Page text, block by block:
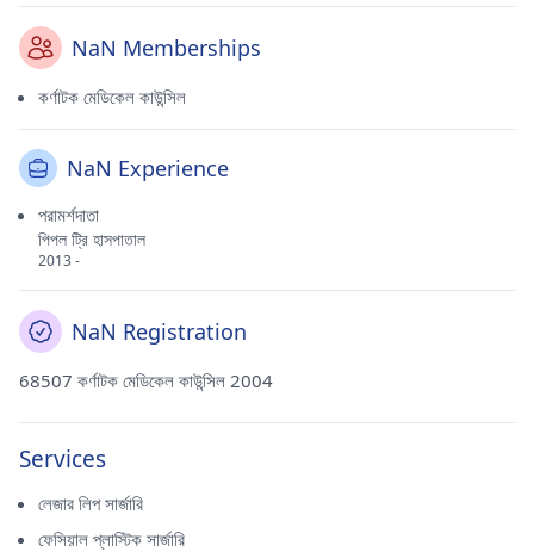
NaN Memberships
কর্ণাটক মেডিকেল কাউন্সিল
NaN Experience
পরামর্শদাতা
পিপল ট্রি হাসপাতাল
2013 -
NaN Registration
68507 কর্ণাটক মেডিকেল কাউন্সিল 2004
Services
লেজার লিপ সার্জারি
ফেসিয়াল প্লাস্টিক সার্জারি